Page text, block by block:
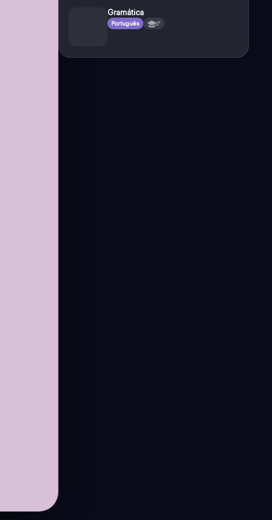
Gramática
Português 6°